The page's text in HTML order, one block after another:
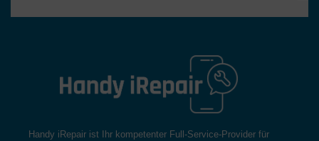
Handy iRepair ist Ihr kompetenter Full-Service-Provider für